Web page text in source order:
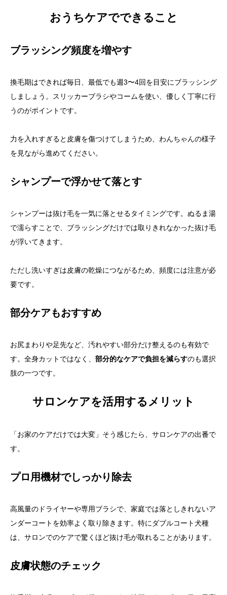
おうちケアでできること
ブラッシング頻度を増やす
換毛期はできれば毎日、最低でも週3〜4回を目安にブラッシング
しましょう。スリッカーブラシやコームを使い、優しく丁寧に行
うのがポイントです。
力を入れすぎると皮膚を傷つけてしまうため、わんちゃんの様子
を見ながら進めてください。
シャンプーで浮かせて落とす
シャンプーは抜け毛を一気に落とせるタイミングです。ぬるま湯
で濡らすことで、ブラッシングだけでは取りきれなかった抜け毛
が浮いてきます。
ただし洗いすぎは皮膚の乾燥につながるため、頻度には注意が必
要です。
部分ケアもおすすめ
お尻まわりや足先など、汚れやすい部分だけ整えるのも有効で
す。全身カットではなく、 部分的なケアで負担を減らすのも選択
肢の一つです。
サロンケアを活用するメリット
「お家のケアだけでは大変」そう感じたら、サロンケアの出番で
す。
プロ用機材でしっかり除去
高風量のドライヤーや専用ブラシで、家庭では落としきれないア
ンダーコートを効率よく取り除きます。特にダブルコート犬種
は、サロンでのケアで驚くほど抜け毛が取れることがあります。
皮膚状態のチェック